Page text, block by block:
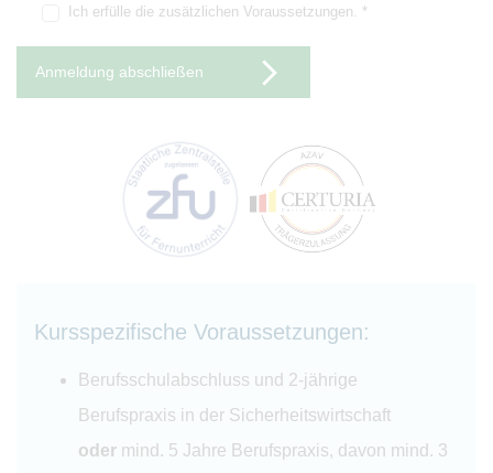
Ich erfülle die zusätzlichen Voraussetzungen. *
Anmeldung abschließen
Kursspezifische Voraussetzungen:
Berufsschulabschluss und 2-jährige
Berufspraxis in der Sicherheitswirtschaft
oder mind. 5 Jahre Berufspraxis, davon mind. 3